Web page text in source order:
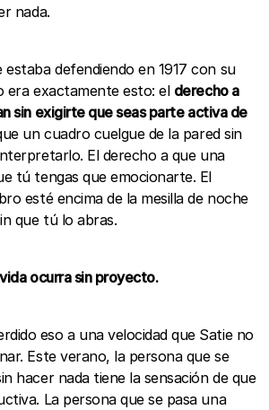
nada.
estaba defendiendo en 1917 con su
era exactamente esto: el derecho a
sin exigirte que seas parte activa de
un cuadro cuelgue de la pared sin
El derecho a que una
tú tengas que emocionarte. El
esté encima de la mesilla de noche
que tú lo abras.
ocurra sin proyecto.
eso a una velocidad que Satie no
Este verano, la persona que se
hacer nada tiene la sensación de que
La persona que se pasa una